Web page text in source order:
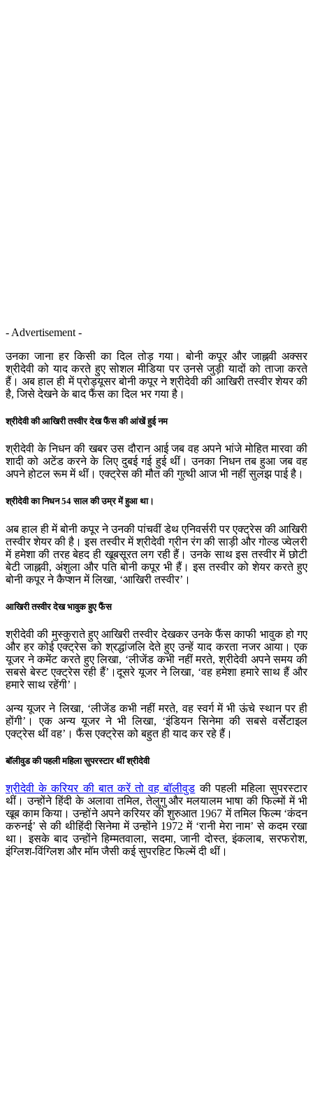
- Advertisement -
उनका जाना हर किसी का दिल तोड़ गया। बोनी कपूर और जाह्नवी अक्सर
श्रीदेवी को याद करते हुए सोशल मीडिया पर उनसे जुड़ी यादों को ताजा करते
हैं। अब हाल ही में प्रोड्यूसर बोनी कपूर ने श्रीदेवी की आखिरी तस्वीर शेयर की
है, जिसे देखने के बाद फैंस का दिल भर गया है।
श्रीदेवी की आखिरी तस्वीर देख फैंस की आंखें हुई नम
श्रीदेवी के निधन की खबर उस दौरान आई जब वह अपने भांजे मोहित मारवा की
शादी को अटेंड करने के लिए दुबई गई हुई थीं। उनका निधन तब हुआ जब वह
अपने होटल रूम में थीं। एक्ट्रेस की मौत की गुत्थी आज भी नहीं सुलझ पाई है।
श्रीदेवी का निधन 54 साल की उम्र में हुआ था।
अब हाल ही में बोनी कपूर ने उनकी पांचवीं डेथ एनिवर्सरी पर एक्ट्रेस की आखिरी
तस्वीर शेयर की है। इस तस्वीर में श्रीदेवी ग्रीन रंग की साड़ी और गोल्ड ज्वेलरी
में हमेशा की तरह बेहद ही खूबसूरत लग रही हैं। उनके साथ इस तस्वीर में छोटी
बेटी जाह्नवी, अंशुला और पति बोनी कपूर भी हैं। इस तस्वीर को शेयर करते हुए
बोनी कपूर ने कैप्शन में लिखा, ‘आखिरी तस्वीर’।
आखिरी तस्वीर देख भावुक हुए फैंस
श्रीदेवी की मुस्कुराते हुए आखिरी तस्वीर देखकर उनके फैंस काफी भावुक हो गए
और हर कोई एक्ट्रेस को श्रद्धांजलि देते हुए उन्हें याद करता नजर आया। एक
यूजर ने कमेंट करते हुए लिखा, ‘लीजेंड कभी नहीं मरते, श्रीदेवी अपने समय की
सबसे बेस्ट एक्ट्रेस रही हैं’।दूसरे यूजर ने लिखा, ‘वह हमेशा हमारे साथ हैं और
हमारे साथ रहेंगी’।
अन्य यूजर ने लिखा, ‘लीजेंड कभी नहीं मरते, वह स्वर्ग में भी ऊंचे स्थान पर ही
होंगी’। एक अन्य यूजर ने भी लिखा, ‘इंडियन सिनेमा की सबसे वर्सेटाइल
एक्ट्रेस थीं वह’। फैंस एक्ट्रेस को बहुत ही याद कर रहे हैं।
बॉलीवुड की पहली महिला सुपरस्टार थीं श्रीदेवी
श्रीदेवी के करियर की बात करें तो वह बॉलीवुड की पहली महिला सुपरस्टार
थीं। उन्होंने हिंदी के अलावा तमिल, तेलुगु और मलयालम भाषा की फिल्मों में भी
खूब काम किया। उन्होंने अपने करियर की शुरुआत 1967 में तमिल फिल्म ‘कंदन
करुनई’ से की थीहिंदी सिनेमा में उन्होंने 1972 में ‘रानी मेरा नाम’ से कदम रखा
था। इसके बाद उन्होंने हिम्मतवाला, सदमा, जानी दोस्त, इंकलाब, सरफरोश,
इंग्लिश-विंग्लिश और मॉम जैसी कई सुपरहिट फिल्में दी थीं।